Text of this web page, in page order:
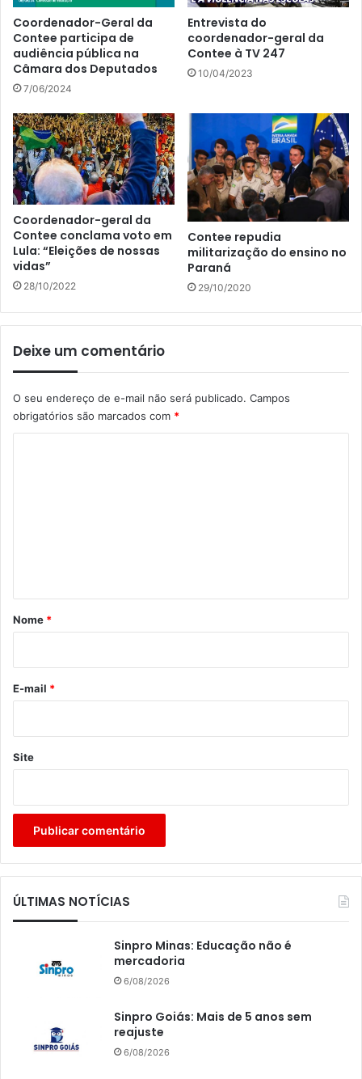
Coordenador-Geral da
Contee participa de
audiência pública na
Câmara dos Deputados
7/06/2024
Entrevista do
coordenador-geral da
Contee à TV 247
10/04/2023
Coordenador-geral da
Contee conclama voto em
Lula: “Eleições de nossas
vidas”
28/10/2022
Contee repudia
militarização do ensino no
Paraná
29/10/2020
Deixe um comentário
O seu endereço de e-mail não será publicado. Campos
obrigatórios são marcados com *
r
*
Nome *
E-mail *
Site
ÚLTIMAS NOTÍCIAS
Sinpro Minas: Educação não é
mercadoria
6/08/2026
Sinpro Goiás: Mais de 5 anos sem
reajuste
6/08/2026